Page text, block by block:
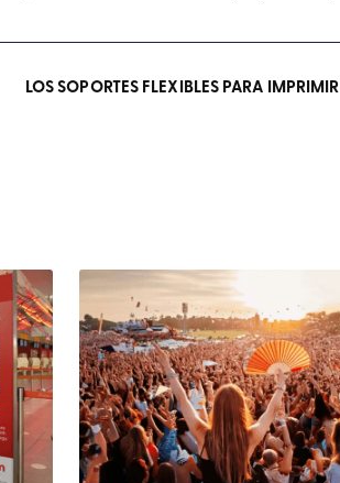
LOS SOPORTES FLEXIBLES PARA IMPRIMIR